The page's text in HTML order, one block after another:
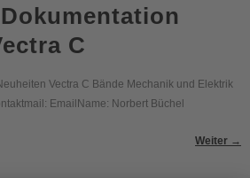
C
Vectra C Bände Mechanik und Elektrik
EmailName: Norbert Büchel
Weiter →